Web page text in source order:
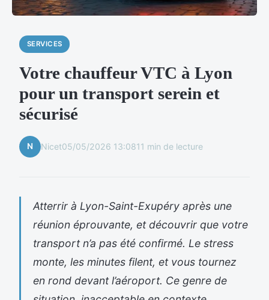
SERVICES
Votre chauffeur VTC à Lyon
pour un transport serein et
sécurisé
N Nicet05/05/2026 13:0811 min de lecture
Atterrir à Lyon-Saint-Exupéry après une
réunion éprouvante, et découvrir que votre
transport n’a pas été confirmé. Le stress
monte, les minutes filent, et vous tournez
en rond devant l’aéroport. Ce genre de